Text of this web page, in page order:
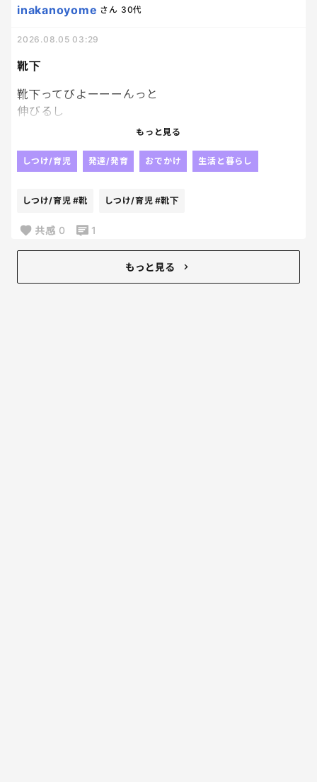
こんなに２人で過ごしたけど
なんか、、、、、なんとも言えない気持ちになった
🥹
ほんと、普段の反抗が
甘えたいだけなのかなって思うと
嬉しさ爆誕と同じくらい
あの時間をむなしく感じて。
一度もぶつかることなく今日を終えられて
そして今日の長男の日記は
それがまた何よりものご褒美。
靴下
inakanoyome さん 30代
2026.08.05 03:29
靴下ってびよーーーんっと
伸びるし
気づきにくいんだけど、
かかとの位置が
末子お気に入りの靴下だったから
当たり前ように
毎日履かせてきてたけど
もっと見る
しつけ/育児 発達/発育 おでかけ 生活と暮らし
しつけ/育児 #靴 しつけ/育児 #靴下
共感 0 1
もっと見る